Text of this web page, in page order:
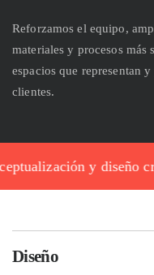
Reforzamos el equipo,
materiales y procesos más
espacios que representan
clientes.
y diseño
Diseño